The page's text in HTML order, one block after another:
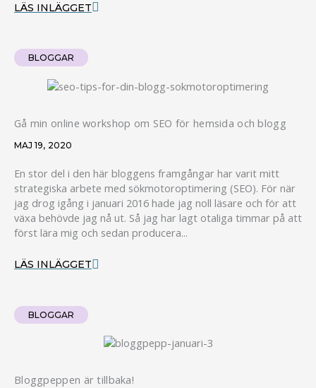
LÄS INLÄGGET
BLOGGAR
Gå min online workshop om SEO för hemsida och blogg
MAJ 19, 2020
En stor del i den här bloggens framgångar har varit mitt
strategiska arbete med sökmotoroptimering (SEO). För när
jag drog igång i januari 2016 hade jag noll läsare och för att
växa behövde jag nå ut. Så jag har lagt otaliga timmar på att
först lära mig och sedan producera...
LÄS INLÄGGET
BLOGGAR
Bloggpeppen är tillbaka!